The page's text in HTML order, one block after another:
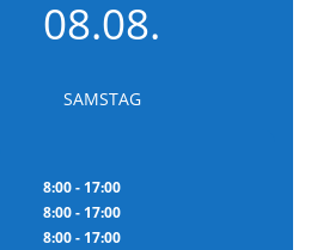
08.08.
SAMSTAG
8:00 - 17:00
8:00 - 17:00
8:00 - 17:00